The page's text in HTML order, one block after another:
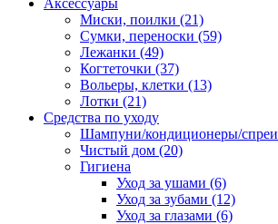
Аксессуары
Миски, поилки (21)
Сумки, переноски (59)
Лежанки (49)
Когтеточки (37)
Вольеры, клетки (13)
Лотки (21)
Средства по уходу
Шампуни/кондиционеры/спреи
Чистый дом (20)
Гигиена
Уход за ушами (6)
Уход за зубами (12)
Уход за глазами (6)